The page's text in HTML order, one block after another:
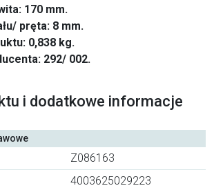
170 mm.
pręta: 8 mm.
0,838 kg.
292/ 002.
i dodatkowe informacje
Z086163
4003625029223